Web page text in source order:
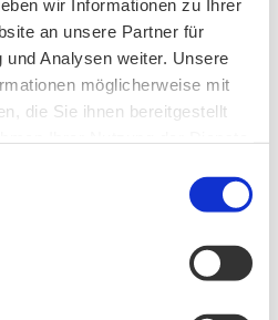
wir Informationen zu Ihrer
an unsere Partner für
Analysen weiter. Unsere
möglicherweise mit
die Sie ihnen bereitgestellt
wurde neu gewählt